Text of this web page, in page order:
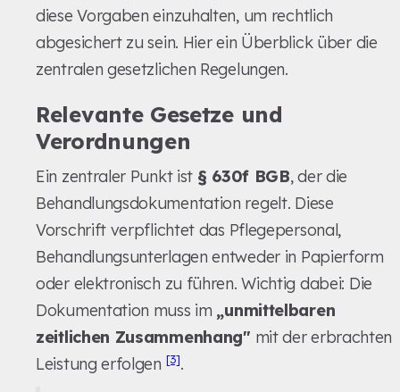
diese Vorgaben einzuhalten, um rechtlich
abgesichert zu sein. Hier ein Überblick über die
zentralen gesetzlichen Regelungen.
Relevante Gesetze und
Verordnungen
Ein zentraler Punkt ist § 630f BGB, der die
Behandlungsdokumentation regelt. Diese
Vorschrift verpflichtet das Pflegepersonal,
Behandlungsunterlagen entweder in Papierform
oder elektronisch zu führen. Wichtig dabei: Die
Dokumentation muss im „unmittelbaren
zeitlichen Zusammenhang" mit der erbrachten
Leistung erfolgen [3].